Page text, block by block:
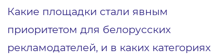
Какие площадки стали явным
приоритетом для белорусских
рекламодателей, и в каких категориях